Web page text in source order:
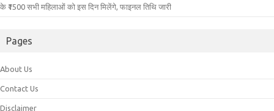
के ₹1500 सभी महिलाओं को इस दिन मिलेंगे, फाइनल तिथि जारी
Pages
About Us
Contact Us
Disclaimer